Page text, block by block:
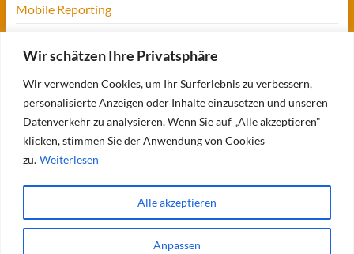
Wir schätzen Ihre Privatsphäre
Wir verwenden Cookies, um Ihr Surferlebnis zu verbessern,
personalisierte Anzeigen oder Inhalte einzusetzen und unseren
Datenverkehr zu analysieren. Wenn Sie auf „Alle akzeptieren"
klicken, stimmen Sie der Anwendung von Cookies
zu. Weiterlesen
Anpassen
Alle akzeptieren
Mobile Reporting
Tansania
UofM
Verbraucherjournalismus
Workshops, Konferenzen & Messen
ThemeGrill. Präsentiert von:WordPress.
Meine Projekte